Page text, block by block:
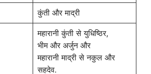
कुंती और माद्री
महारानी कुंती से युधिष्ठिर,
भीम और अर्जुन और
महारानी माद्री से नकुल और
सहदेव.